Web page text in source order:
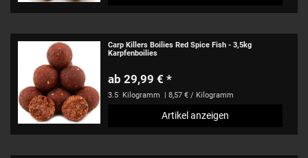
Carp Killers Boilies Red Spice Fish - 3,5kg
Karpfenboilies
ab 29,99 € *
3.5 Kilogramm | 8,57 € / Kilogramm
Artikel anzeigen